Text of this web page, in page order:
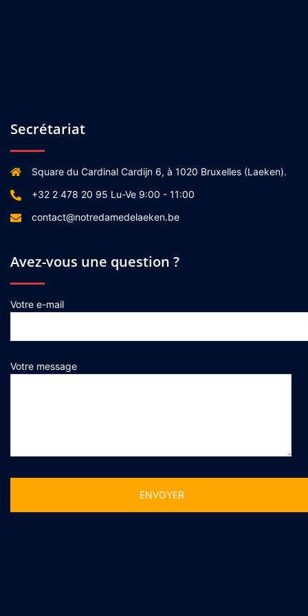
Secrétariat
Square du Cardinal Cardijn 6, à 1020 Bruxelles (Laeken).
+32 2 478 20 95 Lu-Ve 9:00 - 11:00
contact@notredamedelaeken.be
Avez-vous une question ?
Votre e-mail
Votre message